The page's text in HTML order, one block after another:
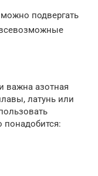
подвергать
важна азотная
латунь или
понадобится: